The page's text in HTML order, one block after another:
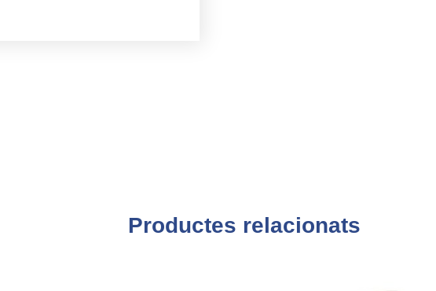
Productes relacionats